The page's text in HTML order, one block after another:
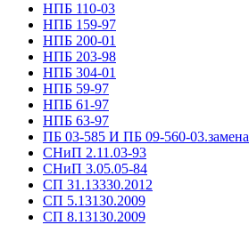
НПБ 110-03
НПБ 159-97
НПБ 200-01
НПБ 203-98
НПБ 304-01
НПБ 59-97
НПБ 61-97
НПБ 63-97
ПБ 03-585 И ПБ 09-560-03.замена
СНиП 2.11.03-93
СНиП 3.05.05-84
СП 31.13330.2012
СП 5.13130.2009
СП 8.13130.2009